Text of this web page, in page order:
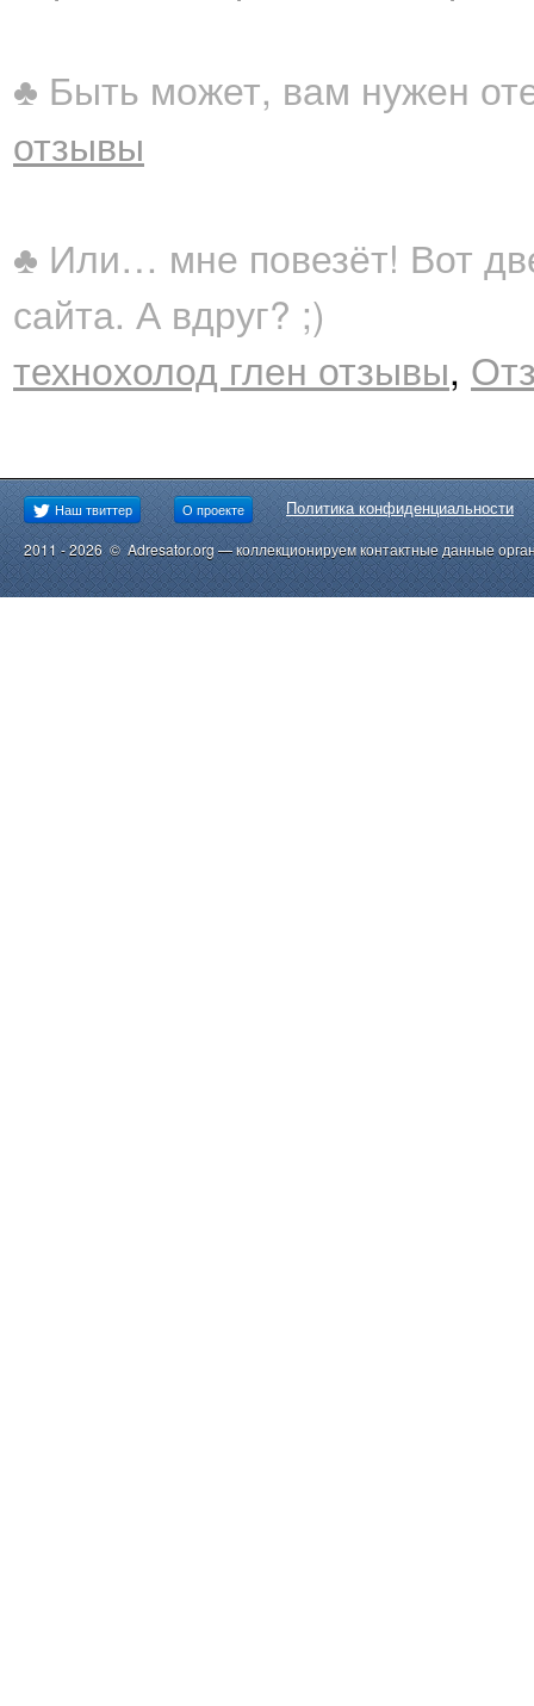
♣ Быть может, вам нужен
отзывы
♣ Или… мне повезёт! Вот
сайта. А вдруг? ;)
технохолод глен отзывы,
Наш твиттер О проекте Политика конфиденциальности
2011 - 2026 © Adresator.org — коллекционируем контактные данные